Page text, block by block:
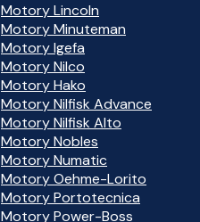
Motory Lincoln
Motory Minuteman
Motory Igefa
Motory Nilco
Motory Hako
Motory Nilfisk Advance
Motory Nilfisk Alto
Motory Nobles
Motory Numatic
Motory Oehme-Lorito
Motory Portotecnica
Motory Power-Boss